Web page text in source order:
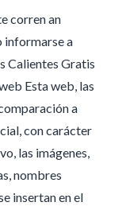
corren an
informarse a
Calientes Gratis
Esta web, las
a
con carácter
las imágenes,
nombres
insertan en el